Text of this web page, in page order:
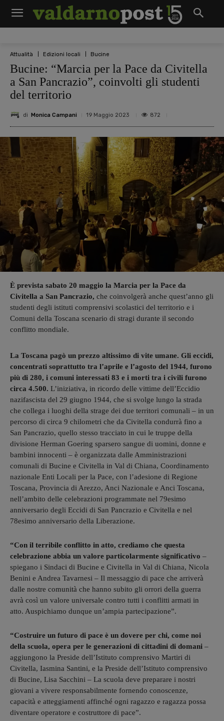
Attualità Edizioni locali Bucine
Bucine: “Marcia per la Pace da Civitella
a San Pancrazio”, coinvolti gli studenti
del territorio
di Monica Campani 19 Maggio 2023 872
È prevista sabato 20 maggio la Marcia per la Pace da
Civitella a San Pancrazio, che coinvolgerà anche quest’anno gli
studenti degli istituti comprensivi scolastici del territorio e i
Comuni della Toscana scenario di stragi durante il secondo
conflitto mondiale.
La Toscana pagò un prezzo altissimo di vite umane. Gli eccidi,
concentrati soprattutto tra l’aprile e l’agosto del 1944, furono
più di 280, i comuni interessati 83 e i morti tra i civili furono
circa 4.500. L’iniziativa, in ricordo delle vittime dell’Eccidio
nazifascista del 29 giugno 1944, che si svolge lungo la strada
che collega i luoghi della strage dei due territori comunali – in un
percorso di circa 9 chilometri che da Civitella condurrà fino a
San Pancrazio, quello stesso tracciato in cui le truppe della
divisione Herman Goering sparsero sangue di uomini, donne e
bambini innocenti – è organizzata dalle Amministrazioni
comunali di Bucine e Civitella in Val di Chiana, Coordinamento
nazionale Enti Locali per la Pace, con l’adesione di Regione
Toscana, Provincia di Arezzo, Anci Nazionale e Anci Toscana,
nell’ambito delle celebrazioni programmate nel 79esimo
anniversario degli Eccidi di San Pancrazio e Civitella e nel
78esimo anniversario della Liberazione.
“Con il terribile conflitto in atto, crediamo che questa
celebrazione abbia un valore particolarmente significativo –
spiegano i Sindaci di Bucine e Civitella in Val di Chiana, Nicola
Benini e Andrea Tavarnesi – Il messaggio di pace che arriverà
dalle nostre comunità che hanno subito gli orrori della guerra
avrà così un valore universale contro tutti i conflitti armati in
atto. Auspichiamo dunque un’ampia partecipazione”.
“Costruire un futuro di pace è un dovere per chi, come noi
della scuola, opera per le generazioni di cittadini di domani –
aggiungono la Preside dell’Istituto comprensivo Martiri di
Civitella, Iasmina Santini, e la Preside dell’Istituto comprensivo
di Bucine, Lisa Sacchini – La scuola deve preparare i nostri
giovani a vivere responsabilmente fornendo conoscenze,
capacità e atteggiamenti affinché ogni ragazzo e ragazza possa
diventare operatore e costruttore di pace”.